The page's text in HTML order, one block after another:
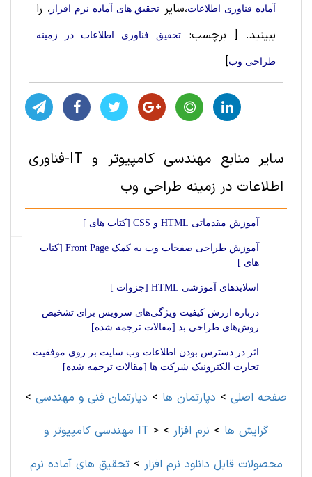
آماده فناوری اطلاعات،سایر تحقیق های آماده نرم افزار ، را
ببینید. [ برچسب: تحقیق فناوری اطلاعات در زمینه
طراحی وب]
سایر منابع مهندسی کامپیوتر و IT-فناوری
اطلاعات در زمینه طراحی وب
آموزش مقدماتی HTML و CSS [کتاب های ]
آموزش طراحی صفحات وب به کمک Front Page [کتاب
های ]
اسلایدهای آموزشی HTML [جزوات ]
درباره ارزش کیفیت ویژگی‌های سرویس برای تشخیص
روش‌های طراحی بد [مقالات ترجمه شده]
اثر در دسترس بودن اطلاعات وب سایت بر روی موفقیت
تجارت الکترونیک شرکت ها [مقالات ترجمه شده]
صفحه اصلی > دپارتمان ها > دپارتمان فنی و مهندسی >
مهندسی کامپیوتر و IT > گرایش ها > نرم افزار >
محصولات قابل دانلود نرم افزار >تحقیق های آماده نرم